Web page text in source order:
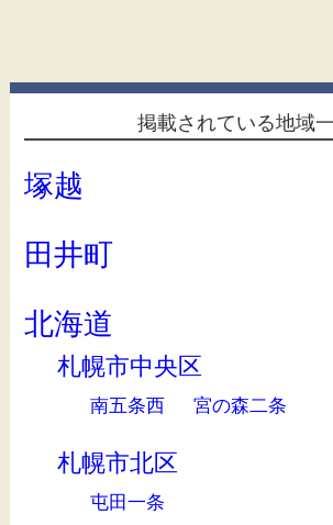
掲載されている地域
塚越
田井町
北海道
札幌市中央区
南五条西 宮の森二条
札幌市北区
屯田一条